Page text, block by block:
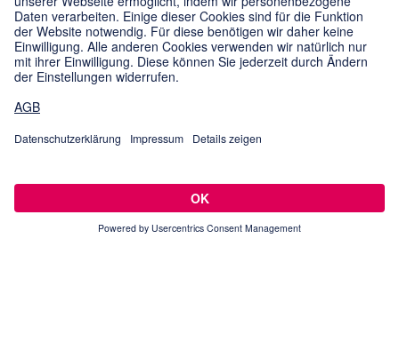
Tyrosur®Wundheilgel; Tyrosur®Wundheilpuder, Pulver zur
Anwendung auf der Haut. Wirkstoff: Tyrothricin. Anwendungsgebiete:
Zur (lindernden) Behandlung von kleinflächigen, oberflächlichen, wenig
nässenden Wunden mit bakterieller Superinfektion mit Tyrothricin-
empfindlichen Erregern wie z.B. Riss-, Kratz-, Schürfwunden.
Warnhinweis: Tyrosur
fragen Sie Ihre Ärztin, Ihren Arzt oder in Ihrer Apotheke
Schließen